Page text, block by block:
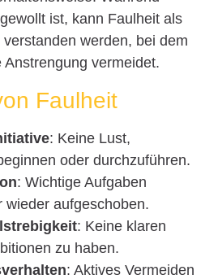
ist, kann Faulheit als
werden, bei dem
vermeidet.
Faulheit
: Keine Lust,
oder durchzuführen.
: Wichtige Aufgaben
wieder aufgeschoben.
: Keine klaren
zu haben.
: Aktives Vermeiden